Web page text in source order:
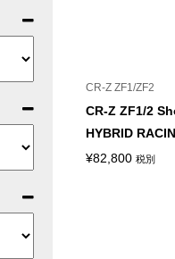
CR-Z ZF1/ZF2
CR-Z ZF1/2
HYBRID
¥82,800 税別